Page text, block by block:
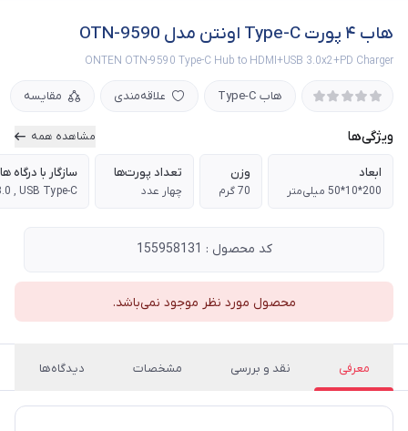
هاب ۴ پورت Type-C اونتن مدل OTN-9590
ONTEN OTN-9590 Type-C Hub to HDMI+USB 3.0x2+PD Charger
هاب Type-C علاقه‌مندی مقایسه
ویژگی‌ها مشاهده همه
ابعاد
200*10*50 میلی‌متر
وزن
70 گرم
تعداد پورت‌ها
چهار عدد
سازگار با درگاه
, USB Type-C
کد محصول : 155958131
محصول مورد نظر موجود نمی‌باشد.
معرفی نقد و بررسی مشخصات دیدگاه‌ها